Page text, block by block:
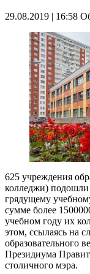
29.08.2019 | 16:58
625 учреждения
колледжи) подошли
грядущему
сумме более
учебном году их
этом, ссылаясь на
образовательного
Президиума
столичного мэра.